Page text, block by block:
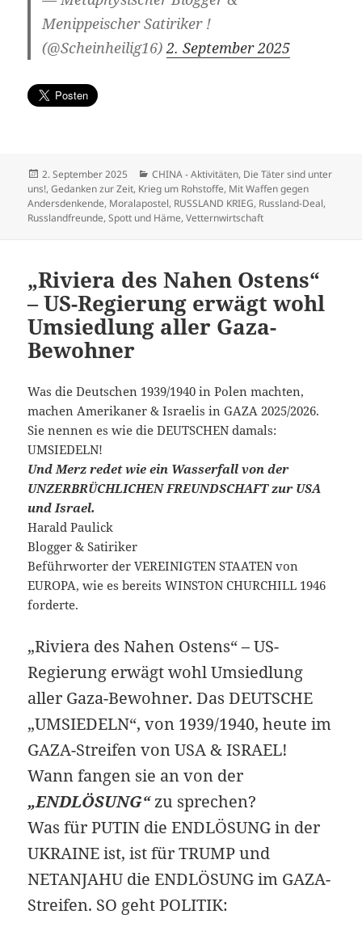
Menippeischer Satiriker !
(@Scheinheilig16)2. September 2025
Veröffentlicht
am
2. September 2025 Kategorien
CHINA - Aktivitäten, Die Täter sind unter
uns!,Gedanken zur Zeit, Krieg um Rohstoffe, Mit Waffen gegen
Andersdenkende, Moralapostel, RUSSLAND KRIEG, Russland-Deal,
Russlandfreunde,Spott und Häme,Vetternwirtschaft
„Riviera des Nahen Ostens“
– US-Regierung erwägt wohl
Umsiedlung aller Gaza-
Bewohner
Was die Deutschen 1939/1940 in Polen machten,
machen Amerikaner & Israelis in GAZA 2025/2026.
Sie nennen es wie die DEUTSCHEN damals:
UMSIEDELN!
Und Merz redet wie ein Wasserfall von der
UNZERBRÜCHLICHEN FREUNDSCHAFT zur USA
und Israel.
Harald Paulick
Blogger & Satiriker
Beführworter der VEREINIGTEN STAATEN von
EUROPA, wie es bereits WINSTON CHURCHILL 1946
forderte.
„Riviera des Nahen Ostens“ – US-
Regierung erwägt wohl Umsiedlung
aller Gaza-Bewohner. Das DEUTSCHE
„UMSIEDELN“, von 1939/1940, heute im
GAZA-Streifen von USA & ISRAEL!
Wann fangen sie an von der
„ENDLÖSUNG“zu sprechen?
Was für PUTIN die ENDLÖSUNG in der
UKRAINE ist, ist für TRUMP und
NETANJAHU die ENDLÖSUNG im GAZA-
Streifen. SO geht POLITIK: